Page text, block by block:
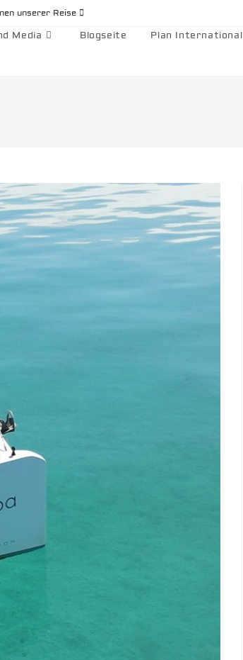
unserer Reise
Media Blogseite Plan International